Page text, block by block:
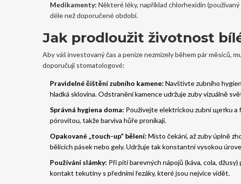
Medikamenty: Některé léky, například chlorhexidin
déle než doporučené období.
Jak prodloužit životnost
Aby váš investovaný čas a peníze nezmizely během pár
doporučují stomatologové:
Pravidelné čištění zubního kamene: Navštivte zubního
hladká sklovina. Odstranění kamence udržuje zuby vizuálně
Správná hygiena doma: Používejte elektrickou zubní щетku a
pórovitou, takže barviva hůře pronikají.
Opakované „touch-up“ bělení: Místo čekání, až zuby úplně
bělicích pásek nebo gely. Udržuje tak konstantní vysokou
Používání slámky: Při pití barevných nápojů (káva, cola,
kontakt tekutiny s předními řezáky, které jsou nejvíce vidět.